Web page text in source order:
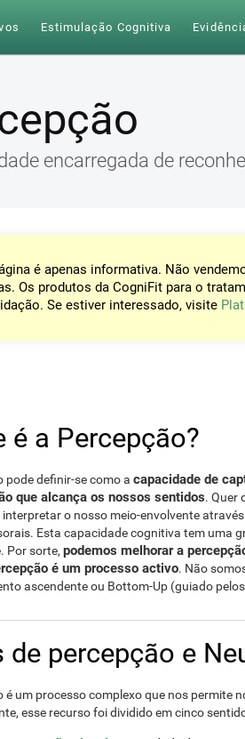
Estimulação Cognitiva
encarregada de
é apenas informativa. Não
Os produtos da CogniFit para o
Se estiver interessado, visite
é a Percepção?
pode definir-se como a capacidade de
que alcança os nossos sentidos. Quer
interpretar o nosso meio-envolvente
Esta capacidade cognitiva tem uma
Por sorte, podemos melhorar a
é um processo activo. Não
ascendente ou Bottom-Up (guiado
de percepção e
é um processo complexo que nos permite
esse recurso foi dividido em cinco